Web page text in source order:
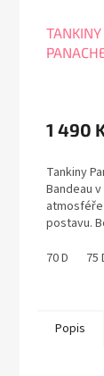
1 490
Tankiny
Bandeau
postavu.
70 D 75
Popis